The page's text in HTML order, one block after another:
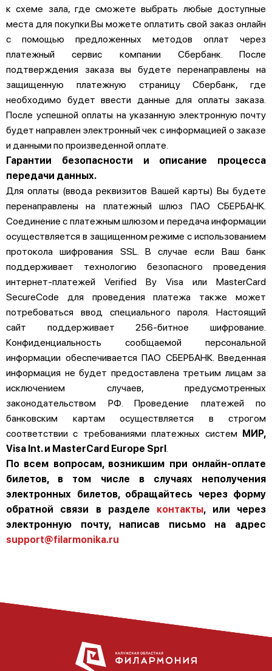
к схеме зала, где сможете выбрать любые доступные
места для покупки.Вы можете оплатить свой заказ онлайн
с помощью предложенных методов оплат через
платежный сервис компании Сбербанк. После
подтверждения заказа вы будете перенаправлены на
защищенную платежную страницу Сбербанк, где
необходимо будет ввести данные для оплаты заказа.
После успешной оплаты на указанную электронную почту
будет направлен электронный чек с информацией о заказе
и данными по произведенной оплате.
Гарантии безопасности и описание процесса
передачи данных.
Для оплаты (ввода реквизитов Вашей карты) Вы будете
перенаправлены на платежный шлюз ПАО СБЕРБАНК.
Соединение с платежным шлюзом и передача информации
осуществляется в защищенном режиме с использованием
протокола шифрования SSL. В случае если Ваш банк
поддерживает технологию безопасного проведения
интернет-платежей Verified By Visa или MasterCard
SecureCode для проведения платежа также может
потребоваться ввод специального пароля. Настоящий
сайт поддерживает 256-битное шифрование.
Конфиденциальность сообщаемой персональной
информации обеспечивается ПАО СБЕРБАНК. Введенная
информация не будет предоставлена третьим лицам за
исключением случаев, предусмотренных
законодательством РФ. Проведение платежей по
банковским картам осуществляется в строгом
соответствии с требованиями платежных систем МИР,
Visa Int. и MasterCard Europe Sprl
По всем вопросам, возникшим при онлайн-оплате
билетов, в том числе в случаях неполучения
электронных билетов, обращайтесь через форму
обратной связи в разделе контакты, или через
электронную почту, написав письмо на адрес
support@filarmonika.ru